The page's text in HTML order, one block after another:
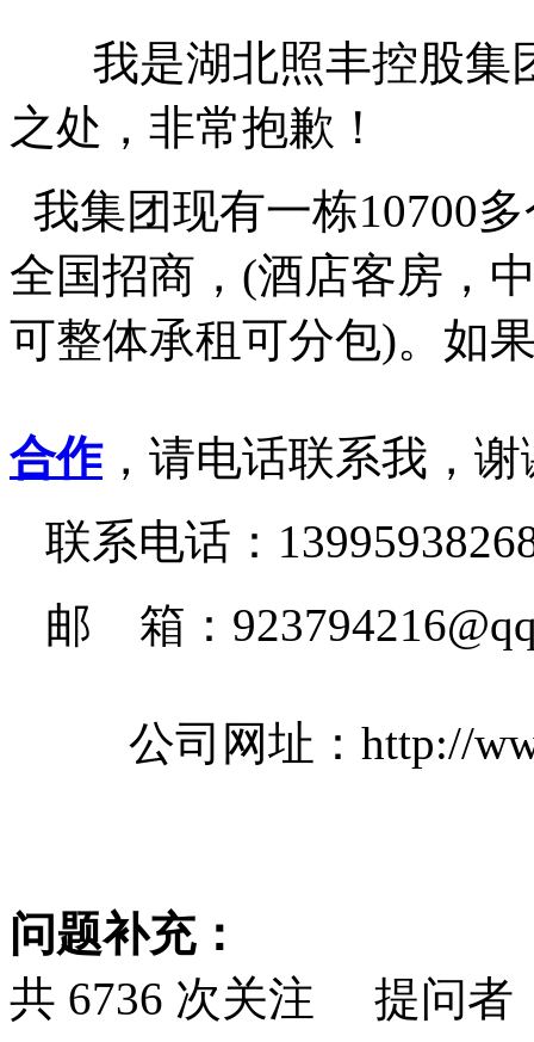
我是湖北照丰控股集
之处，非常抱歉！
我集团现有一栋10700
全国招商，(酒店客房，
可整体承租可分包)。如
合作，请电话联系我，谢
联系电话：
邮 箱：
公司网址：http://
问题补充：
共 6736 次关注 提问者